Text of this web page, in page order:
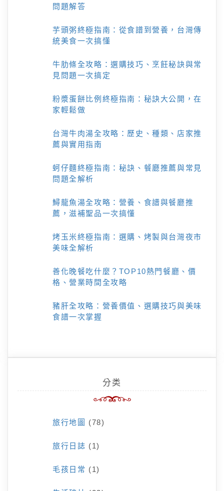
問題解答
芋頭粥終極指南：從食譜到營養，台灣傳
統美食一次搞懂
牛肋條全攻略：選購技巧、烹飪秘訣與常
見問題一次搞定
粉漿蛋餅比例終極指南：秘訣大公開，在
家輕鬆做
台灣牛肉湯全攻略：歷史、種類、店家推
薦與實用指南
蚵仔麵終極指南：秘訣、餐廳推薦與常見
問題全解析
鱘龍魚湯全攻略：營養、食譜與餐廳推
薦，滋補聖品一次搞懂
烤玉米終極指南：選購、烤製與台灣夜市
美味全解析
善化晚餐吃什麼？TOP10熱門餐廳、價
格、營業時間全攻略
豬肝全攻略：營養價值、選購技巧與美味
食譜一次掌握
分类
旅行地圖 (78)
旅行日誌 (1)
毛孩日常 (1)